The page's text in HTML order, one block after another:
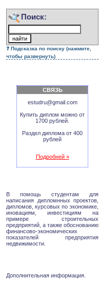
Поиск:
Подсказка по поиску (нажмите,
чтобы развернуть)
СВЯЗЬ
estudru@gmail.com
Купить диплом можно от
1700 рублей.
Раздел диплома от 400
рублей
Подробней »
В помощь студентам для
написания дипломнных проектов,
дипломов, курсовых по экономике,
иновациям, инвестициям на
примере строительных
предприятий, а также обоснованию
финансово-экономических
показателей предприятия
недвижимости.
Дополнительная информация.